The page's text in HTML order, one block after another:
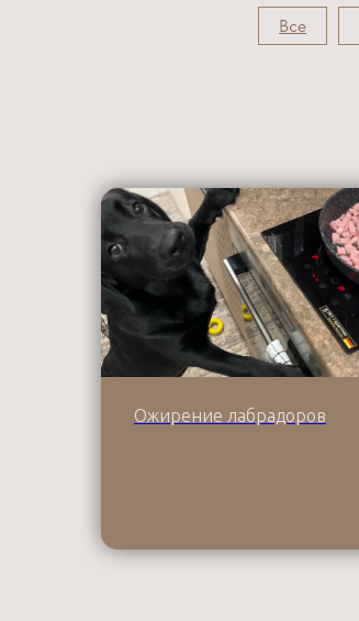
Все
Ожирение лабрадоров